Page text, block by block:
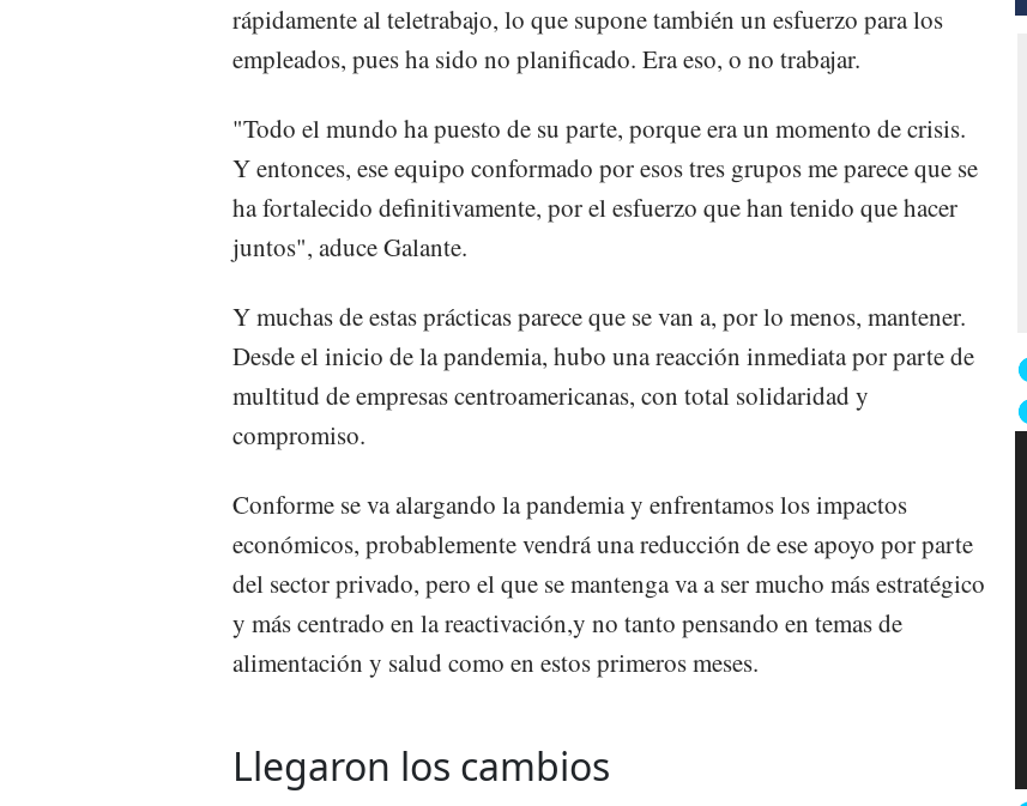
rápidamente al teletrabajo, lo que supone también un esfuerzo para los
empleados, pues ha sido no planificado. Era eso, o no trabajar.
"Todo el mundo ha puesto de su parte, porque era un momento de crisis.
Y entonces, ese equipo conformado por esos tres grupos me parece que se
ha fortalecido definitivamente, por el esfuerzo que han tenido que hacer
juntos", aduce Galante.
Y muchas de estas prácticas parece que se van a, por lo menos, mantener.
Desde el inicio de la pandemia, hubo una reacción inmediata por parte de
multitud de empresas centroamericanas, con total solidaridad y
compromiso.
Conforme se va alargando la pandemia y enfrentamos los impactos
económicos, probablemente vendrá una reducción de ese apoyo por parte
del sector privado, pero el que se mantenga va a ser mucho más estratégico
y más centrado en la reactivación,y no tanto pensando en temas de
alimentación y salud como en estos primeros meses.
Llegaron los cambios